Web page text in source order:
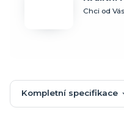
Chci od Vás
Kompletní specifikace